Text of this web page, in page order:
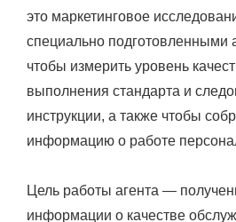
это маркетинговое
специально подготовленными
чтобы измерить уровень
выполнения стандарта и
инструкции, а также чтобы
информацию о работе
Цель работы агента —
информации о качестве